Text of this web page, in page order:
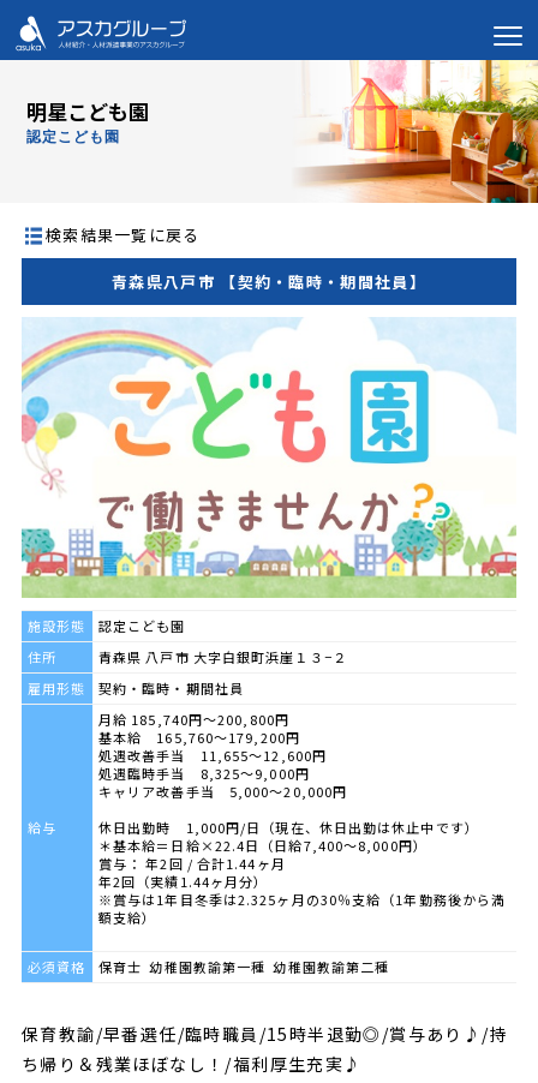
明星こども園
認定こども園
検索結果一覧に戻る
青森県八戸市 【契約・臨時・期間社員】
施設形態
認定こども園
住所
青森県 八戸市 大字白銀町浜崖１３−２
雇用形態
契約・臨時・期間社員
給与
月給 185,740円～200,800円
基本給 165,760〜179,200円
処遇改善手当 11,655〜12,600円
処遇臨時手当 8,325〜9,000円
キャリア改善手当 5,000〜20,000円
休日出勤時 1,000円/日（現在、休日出勤は休止中です）
＊基本給＝日給×22.4日（日給7,400〜8,000円）
賞与： 年2回 / 合計1.44ヶ月
年2回（実績1.44ヶ月分）
※賞与は1年目冬季は2.325ヶ月の30％支給（1年勤務後から満
額支給）
必須資格 保育士 幼稚園教諭第一種 幼稚園教諭第二種
保育教諭/早番選任/臨時職員/15時半退勤◎/賞与あり♪/持
ち帰り＆残業ほぼなし！/福利厚生充実♪